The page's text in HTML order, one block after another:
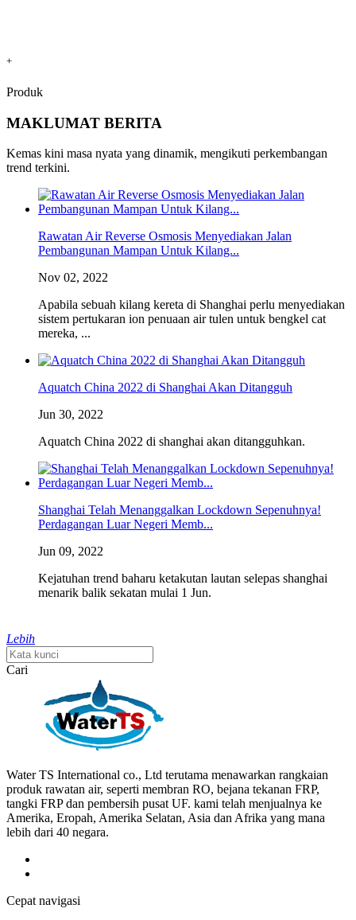
+
Produk
MAKLUMAT BERITA
Kemas kini masa nyata yang dinamik, mengikuti perkembangan
trend terkini.
Rawatan Air Reverse Osmosis Menyediakan Jalan
Pembangunan Mampan Untuk Kilang...
Nov 02, 2022
Apabila sebuah kilang kereta di Shanghai perlu menyediakan
sistem pertukaran ion penuaan air tulen untuk bengkel cat
mereka, ...
Aquatch China 2022 di Shanghai Akan Ditangguh
Jun 30, 2022
Aquatch China 2022 di shanghai akan ditangguhkan.
Shanghai Telah Menanggalkan Lockdown Sepenuhnya!
Perdagangan Luar Negeri Memb...
Jun 09, 2022
Kejatuhan trend baharu ketakutan lautan selepas shanghai
menarik balik sekatan mulai 1 Jun.
Lebih
Cari
Water TS International co., Ltd terutama menawarkan rangkaian
produk rawatan air, seperti membran RO, bejana tekanan FRP,
tangki FRP dan pembersih pusat UF. kami telah menjualnya ke
Amerika, Eropah, Amerika Selatan, Asia dan Afrika yang mana
lebih dari 40 negara.
Cepat navigasi